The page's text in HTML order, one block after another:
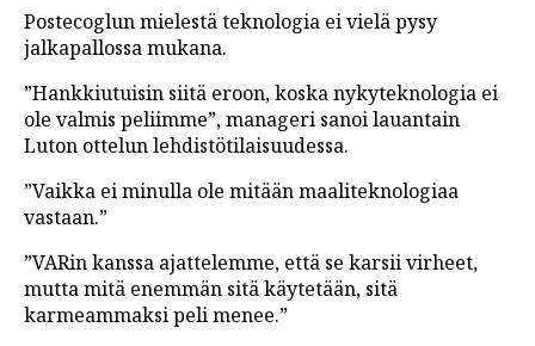
Postecoglun mielestä teknologia ei vielä pysy
jalkapallossa mukana.
”Hankkiutuisin siitä eroon, koska nykyteknologia ei
ole valmis peliimme”, manageri sanoi lauantain
Luton ottelun lehdistötilaisuudessa.
”Vaikka ei minulla ole mitään maaliteknologiaa
vastaan.”
”VARin kanssa ajattelemme, että se karsii virheet,
mutta mitä enemmän sitä käytetään, sitä
karmeammaksi peli menee.”
PODCASTIT
KOLUMNIT